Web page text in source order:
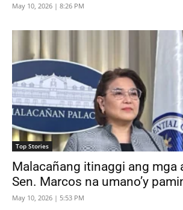
May 10, 2026 | 8:26 PM
Top Stories
Malacañang itinaggi ang mga
Sen. Marcos na umano’y
May 10, 2026 | 5:53 PM